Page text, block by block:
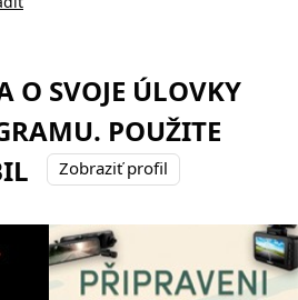
O SVOJE ÚLOVKY
POUŽITE
Zobraziť profil